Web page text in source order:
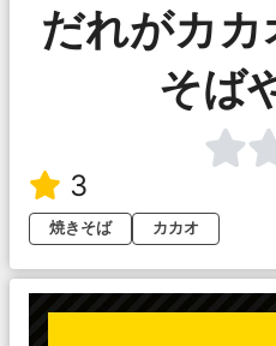
だれがカ
そば
3
焼きそば
カカオ